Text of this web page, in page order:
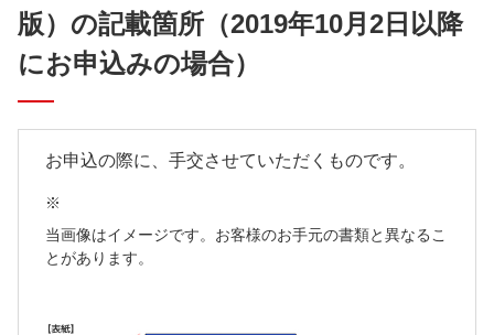
版）の記載箇所 （2019年10月2日以降
にお申込みの場合）
お申込の際に、手交させていただくものです。
※
当画像はイメージです。お客様のお手元の書類と異なるこ
とがあります。